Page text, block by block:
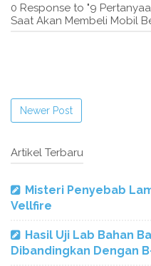
0 Response to "9
Saat Akan Membeli Mobil
Newer Post
Artikel Terbaru
Misteri Penyebab
Vellfire
Hasil Uji Lab Bahan
Dibandingkan Dengan